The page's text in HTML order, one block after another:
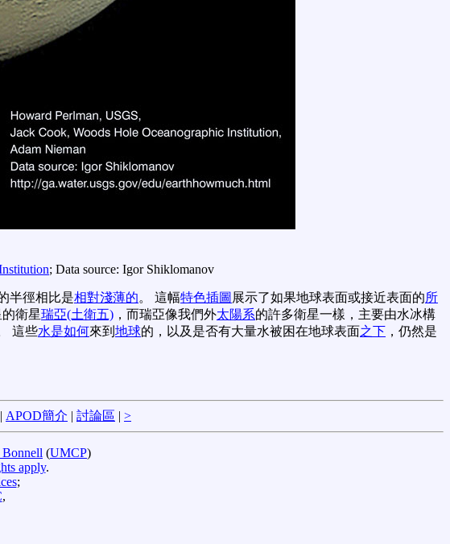
; Data source: Igor Shiklomanov
半徑相比是相對淺薄的。 這幅特色插圖 展示了如果地球表面或接近表面的所
衛星瑞亞(土衛五) ，而瑞亞像我們外太陽系的許多衛星一樣，主要由水冰構
這些水是如何來到 地球的，以及是否有大量水被困在地球表面之下 ，仍然是
| APOD簡介 | 討論區 | >
Bonnell (UMCP)
apply.
;
,